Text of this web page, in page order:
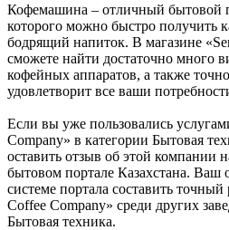
Кофемашина – отличный бытовой
которого можно быстро получить
бодрящий напиток. В магазине
сможете найти достаточно много
кофейных аппаратов, а также
удовлетворит все ваши
Если вы уже пользовались
Company» в категории Бытовая
оставить отзыв об этой компании
бытовом портале Казахстана. Ваш
системе портала составить
Coffee Company» среди других
Бытовая техника.